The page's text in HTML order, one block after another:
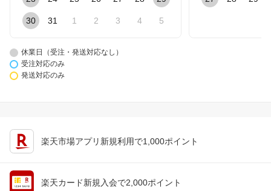
30 31 1 2 3 4 5
休業日（受注・発送対応なし）
受注対応のみ
発送対応のみ
楽天市場アプリ新規利用で1,000ポイント
楽天カード新規入会で2,000ポイント